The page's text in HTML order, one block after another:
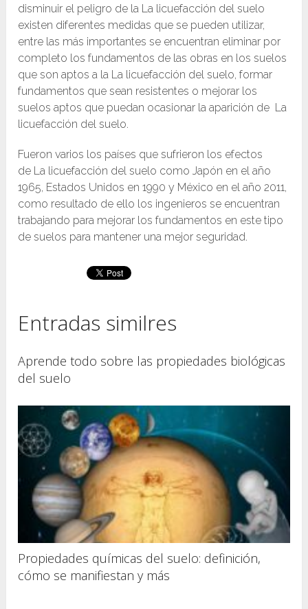
disminuir el peligro de la La licuefacción del suelo
existen diferentes medidas que se pueden utilizar,
entre las más importantes se encuentran eliminar por
completo los fundamentos de las obras en los suelos
que son aptos a la La licuefacción del suelo, formar
fundamentos que sean resistentes o mejorar los
suelos aptos que puedan ocasionar la aparición de La
licuefacción del suelo.
Fueron varios los países que sufrieron los efectos
de La licuefacción del suelo como Japón en el año
1965, Estados Unidos en 1990 y México en el año 2011,
como resultado de ello los ingenieros se encuentran
trabajando para mejorar los fundamentos en este tipo
de suelos para mantener una mejor seguridad.
Entradas similres
Aprende todo sobre las propiedades biológicas
del suelo
Propiedades químicas del suelo: definición,
cómo se manifiestan y más